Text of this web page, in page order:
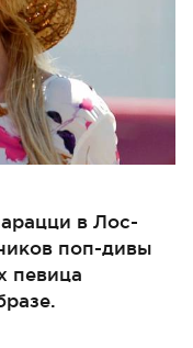
в Лос-
поп-дивы
певица